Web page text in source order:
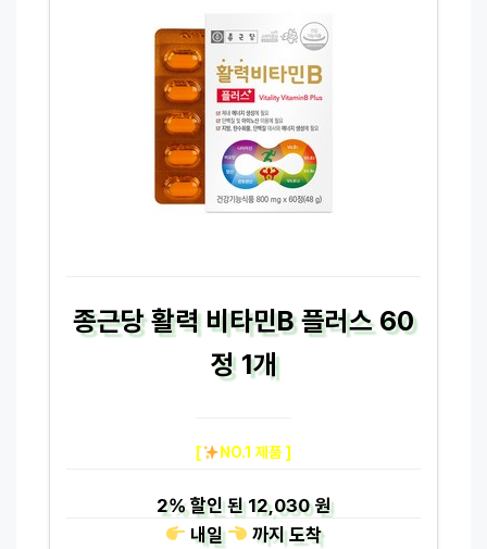
종근당 활력 비타민B 플러스 60
정 1개
[ NO.1 제품 ]
2%할인 된12,030 원
내일
까지도착